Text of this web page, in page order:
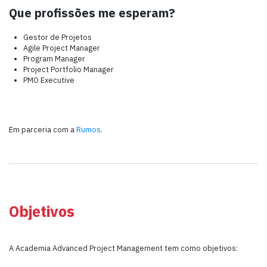
Que profissões me esperam?
Gestor de Projetos
Agile Project Manager
Program Manager
Project Portfolio Manager
PMO Executive
Em parceria com a Rumos.
Objetivos
A Academia Advanced Project Management tem como objetivos: